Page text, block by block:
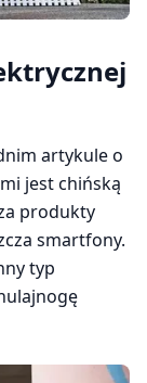
artykule o
jest chińską
produkty
smartfony.
typ